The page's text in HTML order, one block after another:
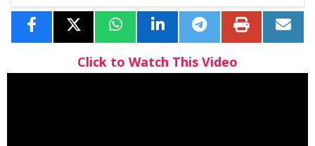
Click to Watch This Video